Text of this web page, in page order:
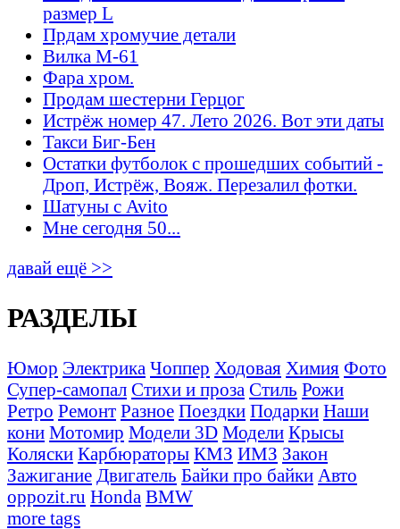
размер L
Прдам хромучие детали
Вилка М-61
Фара хром.
Продам шестерни Герцог
Истрёж номер 47. Лето 2026. Вот эти даты
Такси Биг-Бен
Остатки футболок с прошедших событий -
Дроп, Истрёж, Вояж. Перезалил фотки.
Шатуны с Avito
Мне сегодня 50...
давай ещё >>
РАЗДЕЛЫ
Юмор Электрика Чоппер Ходовая Химия Фото
Супер-самопал Стихи и проза Стиль Рожи
Ретро Ремонт Разное Поездки Подарки Наши
кони Мотомир Модели 3D Модели Крысы
Коляски Карбюраторы КМЗ ИМЗ Закон
Зажигание Двигатель Байки про байки Авто
oppozit.ru Honda BMW
more tags